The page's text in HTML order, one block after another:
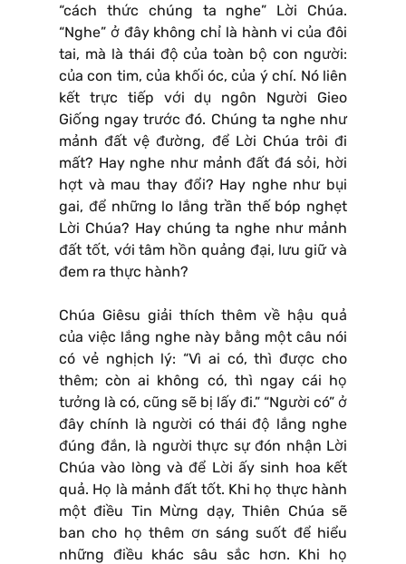
“cách thức chúng ta nghe” Lời Chúa.
“Nghe” ở đây không chỉ là hành vi của đôi
tai, mà là thái độ của toàn bộ con người:
của con tim, của khối óc, của ý chí. Nó liên
kết trực tiếp với dụ ngôn Người Gieo
Giống ngay trước đó. Chúng ta nghe như
mảnh đất vệ đường, để Lời Chúa trôi đi
mất? Hay nghe như mảnh đất đá sỏi, hời
hợt và mau thay đổi? Hay nghe như bụi
gai, để những lo lắng trần thế bóp nghẹt
Lời Chúa? Hay chúng ta nghe như mảnh
đất tốt, với tâm hồn quảng đại, lưu giữ và
đem ra thực hành?
Chúa Giêsu giải thích thêm về hậu quả
của việc lắng nghe này bằng một câu nói
có vẻ nghịch lý: “Vì ai có, thì được cho
thêm; còn ai không có, thì ngay cái họ
tưởng là có, cũng sẽ bị lấy đi.” “Người có” ở
đây chính là người có thái độ lắng nghe
đúng đắn, là người thực sự đón nhận Lời
Chúa vào lòng và để Lời ấy sinh hoa kết
quả. Họ là mảnh đất tốt. Khi họ thực hành
một điều Tin Mừng dạy, Thiên Chúa sẽ
ban cho họ thêm ơn sáng suốt để hiểu
những điều khác sâu sắc hơn. Khi họ